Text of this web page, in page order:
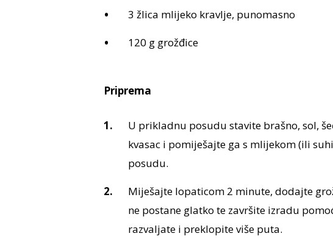
3 žlica mlijeko kravlje, punomasno
120 g grožđice
Priprema
U prikladnu posudu stavite brašno, sol,
kvasac i pomiješajte ga s mlijekom (ili
posudu.
Miješajte lopaticom 2 minute, dodajte
ne postane glatko te završite izradu
razvaljate i preklopite više puta.